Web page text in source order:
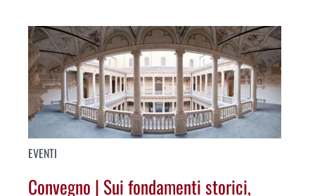
EVENTI
Convegno | Sui fondamenti storici,